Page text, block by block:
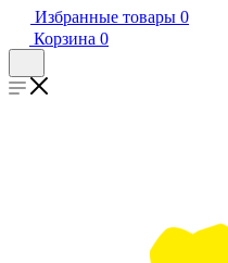
Избранные товары 0
Корзина 0